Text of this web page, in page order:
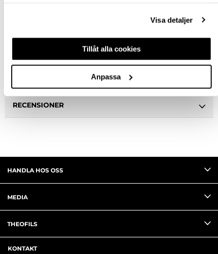
Visa detaljer
Tillåt alla cookies
Anpassa
RECENSIONER
HANDLA HOS OSS
MEDIA
THEOFILS
KONTAKT